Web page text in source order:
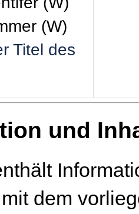
(W)
Titel des
und
dem